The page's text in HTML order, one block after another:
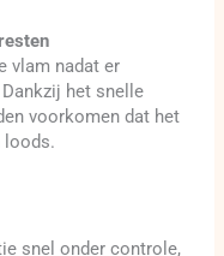
vlam nadat er
het snelle
voorkomen dat het
loods.
snel onder controle,